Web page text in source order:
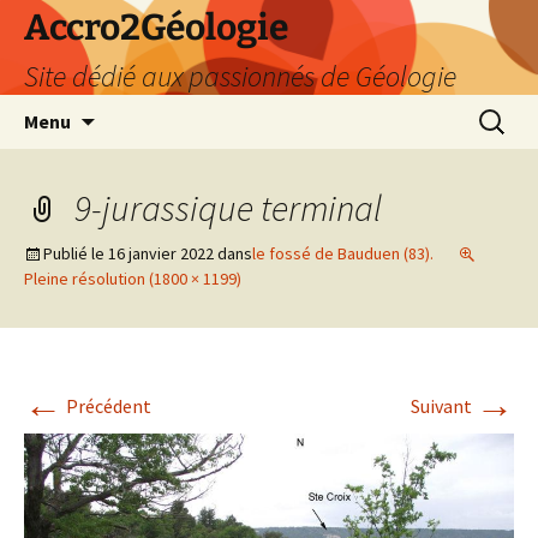
Accro2Géologie
Site dédié aux passionnés de Géologie
Menu
9-jurassique terminal
Publié le 16 janvier 2022dansle fossé de Bauduen (83).
Pleine résolution (1800 × 1199)
← Précédent Suivant →